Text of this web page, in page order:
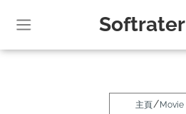
Softrater
主頁/Movie